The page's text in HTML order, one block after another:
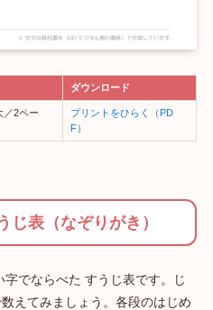
ダウンロード
／2ペー
プリントをひらく（PD
F）
じ表（なぞりがき）
でならべた すうじ表です。じ
えてみましょう。各段のはじめ